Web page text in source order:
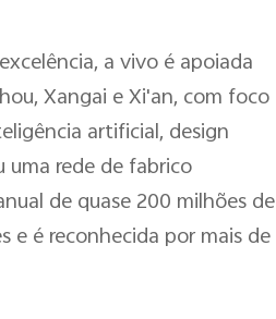
a vivo é apoiada
Xangai e Xi'an, com foco
artificial, design
rede de fabrico
de quase 200 milhões de
e é reconhecida por mais de